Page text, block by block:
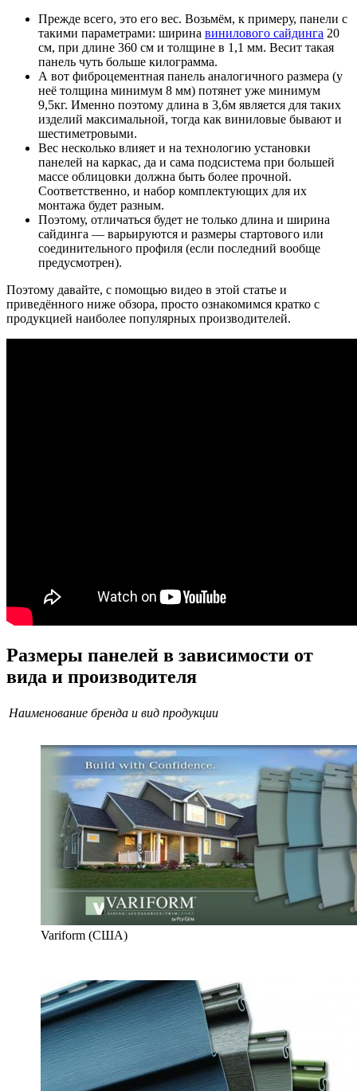
Прежде всего, это его вес. Возьмём, к примеру, панели с
такими параметрами: ширина винилового сайдинга 20
см, при длине 360 см и толщине в 1,1 мм. Весит такая
панель чуть больше килограмма.
А вот фиброцементная панель аналогичного размера (у
неё толщина минимум 8 мм) потянет уже минимум
9,5кг. Именно поэтому длина в 3,6м является для таких
изделий максимальной, тогда как виниловые бывают и
шестиметровыми.
Вес несколько влияет и на технологию установки
панелей на каркас, да и сама подсистема при большей
массе облицовки должна быть более прочной.
Соответственно, и набор комплектующих для их
монтажа будет разным.
Поэтому, отличаться будет не только длина и ширина
сайдинга — варьируются и размеры стартового или
соединительного профиля (если последний вообще
предусмотрен).
Поэтому давайте, с помощью видео в этой статье и
приведённого ниже обзора, просто ознакомимся кратко с
продукцией наиболее популярных производителей.
Размеры панелей в зависимости от
вида и производителя
Наименование бренда и вид продукции
Variform (США)